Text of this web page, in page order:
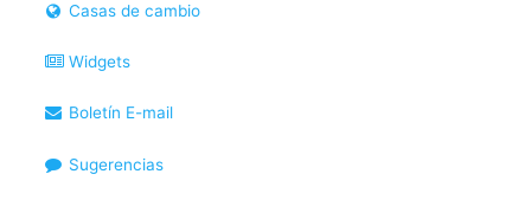
Casas de cambio
Widgets
Boletín E-mail
Sugerencias